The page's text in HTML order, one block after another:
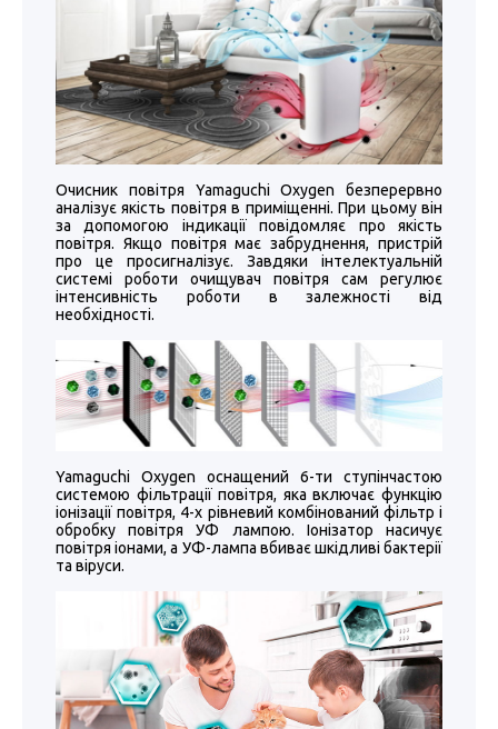
Очисник повітря Yamaguchi Oxygen безперервно
аналізує якість повітря в приміщенні. При цьому він
за допомогою індикації повідомляє про якість
повітря. Якщо повітря має забруднення, пристрій
про це просигналізує. Завдяки інтелектуальній
системі роботи очищувач повітря сам регулює
інтенсивність роботи в залежності від
необхідності.
Yamaguchi Oxygen оснащений 6-ти ступінчастою
системою фільтрації повітря, яка включає функцію
іонізації повітря, 4-х рівневий комбінований фільтр і
обробку повітря УФ лампою. Іонізатор насичує
повітря іонами, а УФ-лампа вбиває шкідливі бактерії
та віруси.